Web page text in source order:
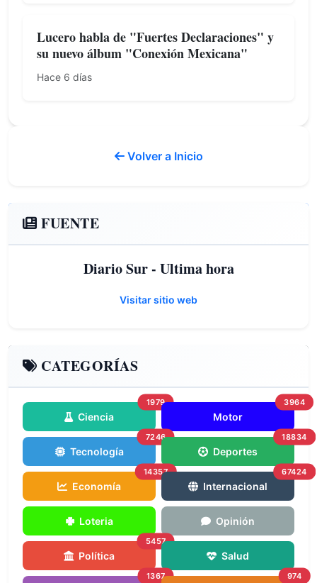
Lucero habla de "Fuertes Declaraciones" y
su nuevo álbum "Conexión Mexicana"
Hace 6 días
Volver a Inicio
FUENTE
Diario Sur - Ultima hora
Visitar sitio web
CATEGORÍAS
Ciencia
1979
Motor
3964
Tecnología
7246
Deportes
18834
Economía
14357
Internacional
67424
Loteria Opinión
Política
5457
Salud
1367 974